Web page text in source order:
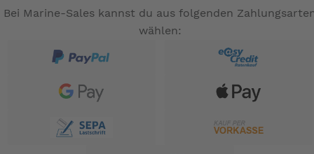
Bei Marine-Sales kannst du aus folgenden
wählen: